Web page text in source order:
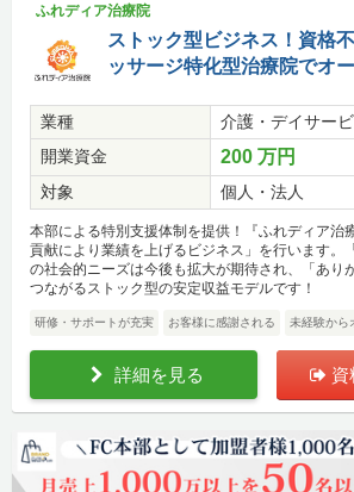
ふれディア治療院
ストック型ビジネス！資格
ッサージ特化型治療院でオ
業種
介護・デイサー
開業資金
200 万円
対象 個人・法人
本部による特別支援体制を提供！『ふれディア治
貢献により業績を上げるビジネス」を行います。
の社会的ニーズは今後も拡大が期待され、「あり
つながるストック型の安定収益モデルです！
研修・サポートが充実 お客様に感謝される 未経験から
詳細を見る 資